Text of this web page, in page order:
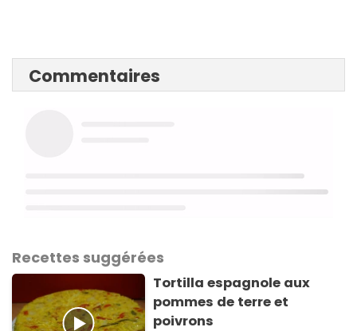
Commentaires
Recettes suggérées
Tortilla espagnole aux
pommes de terre et
poivrons